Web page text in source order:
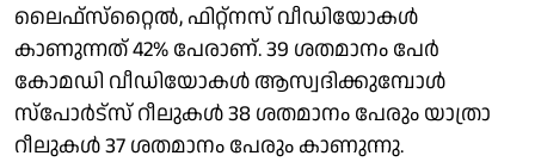
ലൈഫ്സ്‌റ്റൈല്‍, ഫിറ്റ്നസ് വീഡിയോകള്‍
കാണുന്നത് 42% പേരാണ്. 39 ശതമാനം പേര്‍
കോമഡി വീഡിയോകള്‍ ആസ്വദിക്കുമ്പോള്‍
സ്‌പോര്‍ട്‌സ് റീലുകള്‍ 38 ശതമാനം പേരും യാത്രാ
റീലുകള്‍ 37 ശതമാനം പേരും കാണുന്നു.